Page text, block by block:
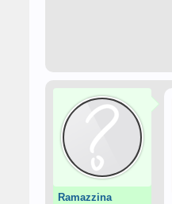
Ramazzina